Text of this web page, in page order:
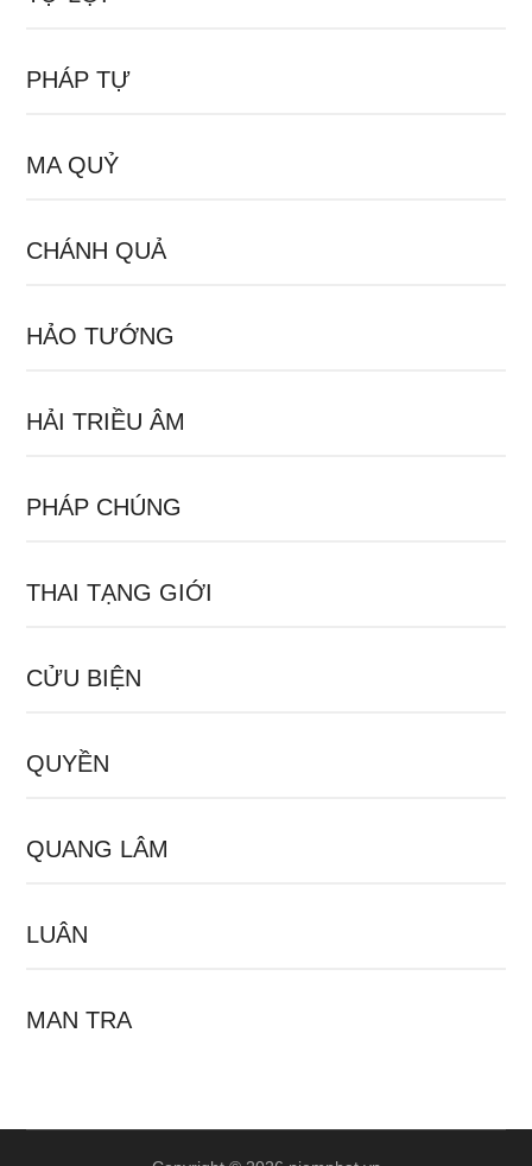
PHÁP TỰ
MA QUỶ
CHÁNH QUẢ
HẢO TƯỚNG
HẢI TRIỀU ÂM
PHÁP CHÚNG
THAI TẠNG GIỚI
CỬU BIỆN
QUYỀN
QUANG LÂM
LUÂN
MAN TRA